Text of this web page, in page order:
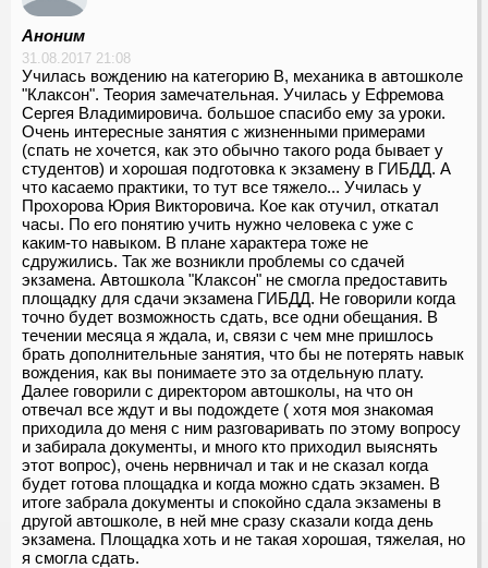
Аноним
31.08.2017 21:08
Училась вождению на категорию В, механика в автошколе
"Клаксон". Теория замечательная. Училась у Ефремова
Сергея Владимировича. большое спасибо ему за уроки.
Очень интересные занятия с жизненными примерами
(спать не хочется, как это обычно такого рода бывает у
студентов) и хорошая подготовка к экзамену в ГИБДД. А
что касаемо практики, то тут все тяжело... Училась у
Прохорова Юрия Викторовича. Кое как отучил, откатал
часы. По его понятию учить нужно человека с уже с
каким-то навыком. В плане характера тоже не
сдружились. Так же возникли проблемы со сдачей
экзамена. Автошкола "Клаксон" не смогла предоставить
площадку для сдачи экзамена ГИБДД. Не говорили когда
точно будет возможность сдать, все одни обещания. В
течении месяца я ждала, и, связи с чем мне пришлось
брать дополнительные занятия, что бы не потерять навык
вождения, как вы понимаете это за отдельную плату.
Далее говорили с директором автошколы, на что он
отвечал все ждут и вы подождете ( хотя моя знакомая
приходила до меня с ним разговаривать по этому вопросу
и забирала документы, и много кто приходил выяснять
этот вопрос), очень нервничал и так и не сказал когда
будет готова площадка и когда можно сдать экзамен. В
итоге забрала документы и спокойно сдала экзамены в
другой автошколе, в ней мне сразу сказали когда день
экзамена. Площадка хоть и не такая хорошая, тяжелая, но
я смогла сдать.